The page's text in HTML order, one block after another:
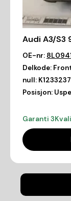
Audi A3/
OE-nr:
Delkode:
null: K1233237
Posisjon:
Garanti 3